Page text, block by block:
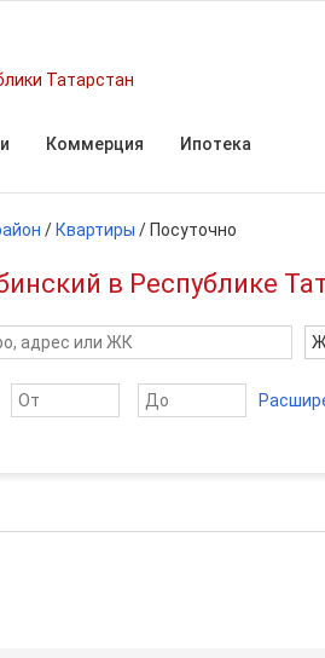
Татарстан
Коммерция Ипотека
/ Квартиры / Посуточно
в Республике